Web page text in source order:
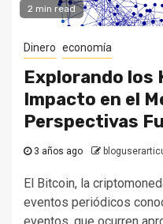
2 min read
Dinero economía
Explorando los
Impacto en el
Perspectivas
3 años ago
El Bitcoin, la
eventos periódicos